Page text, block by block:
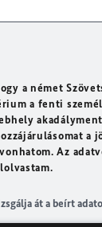
a német
a fenti
a
Az
át a beírt